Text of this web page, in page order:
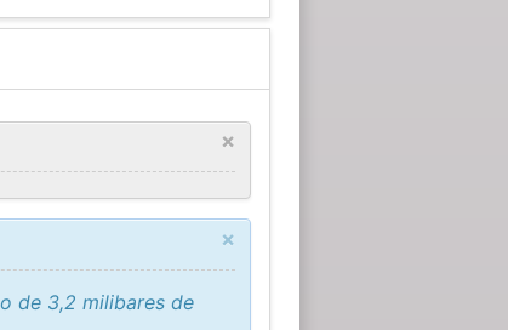
×
×
de 3,2 milibares de